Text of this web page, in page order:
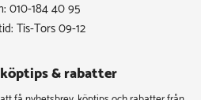
010-184 40 95
Tis-Tors 09-12
& rabatter​